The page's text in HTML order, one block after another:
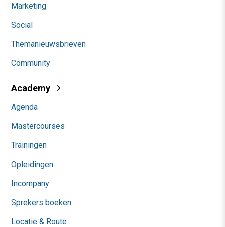
Marketing
Social
Themanieuwsbrieven
Community
Academy
Agenda
Mastercourses
Trainingen
Opleidingen
Incompany
Sprekers boeken
Locatie & Route